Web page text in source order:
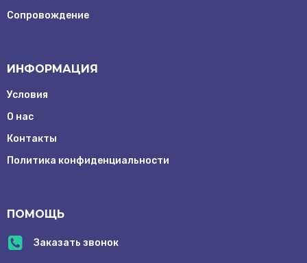
Заказать
info@mrentcam.ru
Г. Москва
Рочдельская
Сопровождение
ИНФОРМАЦИЯ
Условия
О нас
Контакты
Политика конфиденциальности
ПОМОЩЬ
Заказать звонок